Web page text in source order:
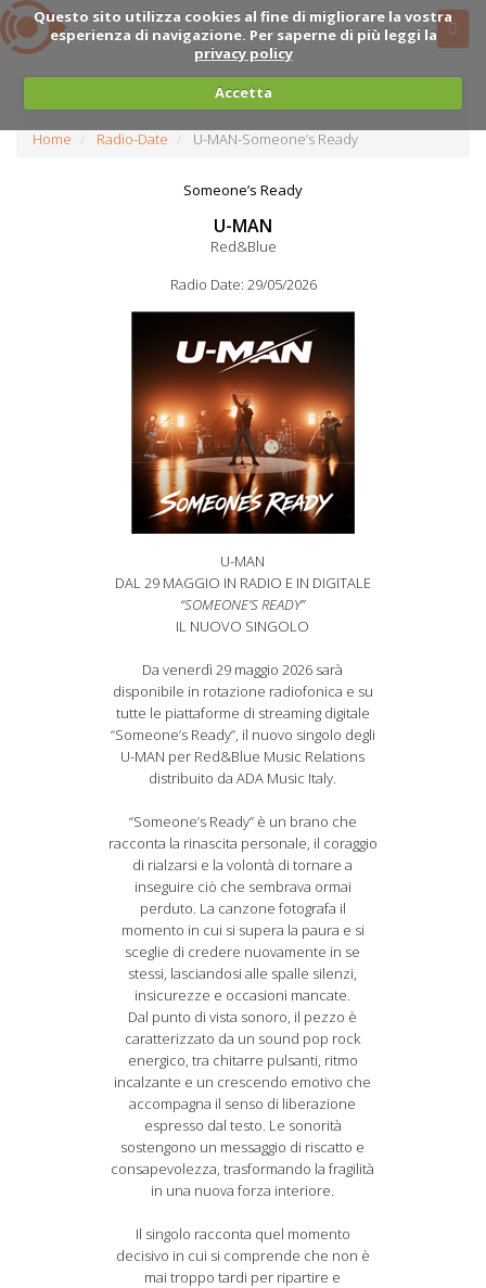
Questo sito utilizza cookies al fine di migliorare la vostra
esperienza di navigazione. Per saperne di più leggi la
privacy policy
Accetta
Home Radio-Date U-MAN-Someone’s Ready
Someone’s Ready
U-MAN
Red&Blue
Radio Date: 29/05/2026
U-MAN
DAL 29 MAGGIO IN RADIO E IN DIGITALE
“SOMEONE’S READY”
IL NUOVO SINGOLO
Da venerdì 29 maggio 2026 sarà
disponibile in rotazione radiofonica e su
tutte le piattaforme di streaming digitale
“Someone’s Ready”, il nuovo singolo degli
U-MAN per Red&Blue Music Relations
distribuito da ADA Music Italy.
“Someone’s Ready” è un brano che
racconta la rinascita personale, il coraggio
di rialzarsi e la volontà di tornare a
inseguire ciò che sembrava ormai
perduto. La canzone fotografa il
momento in cui si supera la paura e si
sceglie di credere nuovamente in se
stessi, lasciandosi alle spalle silenzi,
insicurezze e occasioni mancate.
Dal punto di vista sonoro, il pezzo è
caratterizzato da un sound pop rock
energico, tra chitarre pulsanti, ritmo
incalzante e un crescendo emotivo che
accompagna il senso di liberazione
espresso dal testo. Le sonorità
sostengono un messaggio di riscatto e
consapevolezza, trasformando la fragilità
in una nuova forza interiore.
Il singolo racconta quel momento
decisivo in cui si comprende che non è
mai troppo tardi per ripartire e